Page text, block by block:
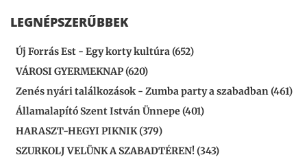
LEGNÉPSZERŰBBEK
Új Forrás Est - Egy korty kultúra (652)
VÁROSI GYERMEKNAP (620)
Zenés nyári találkozások - Zumba party a szabadban (461)
Államalapító Szent István Ünnepe (401)
HARASZT-HEGYI PIKNIK (379)
SZURKOLJ VELÜNK A SZABADTÉREN! (343)